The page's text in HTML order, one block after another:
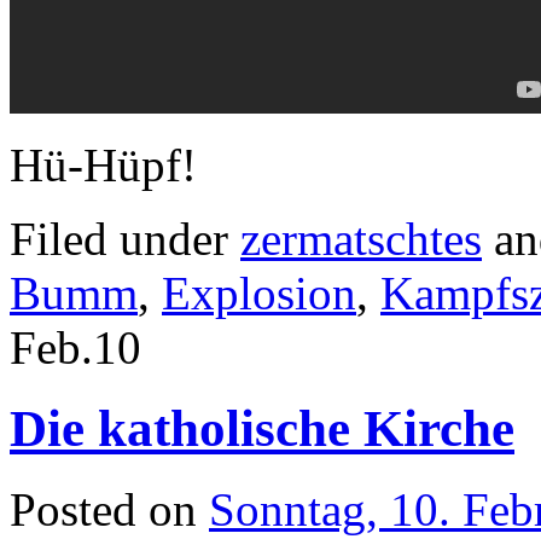
Hü-Hüpf!
Filed under zermatschtes
Bumm, Explosion,
Feb.10
Die katholische Kirche
Posted on Sonntag, 10.